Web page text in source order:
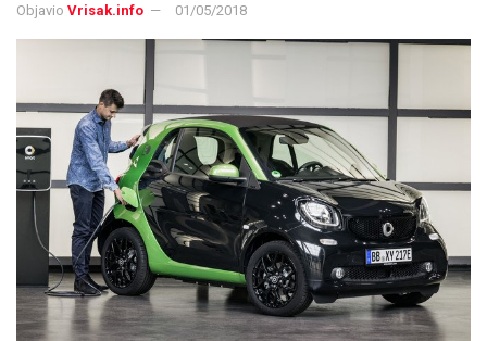
Objavio Vrisak.info 01/05/2018